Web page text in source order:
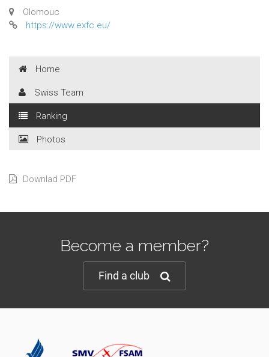
Olomouc
https://www.exfc.eu/
Home
Swiss Team
Ranking
Photos
Downlad PDF
Become a member?
Find a club